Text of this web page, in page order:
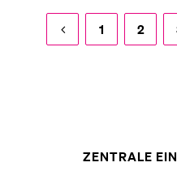
1 2
ZENTRALE